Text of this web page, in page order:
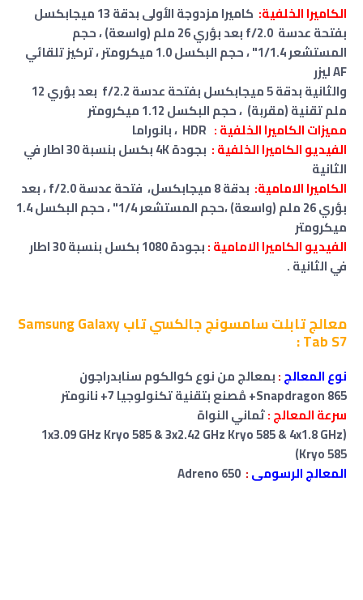
الكاميرا الخلفية:
كاميرا مزدوجة الأولى بدقة 13 ميجابكسل
بفتحة عدسة f/2.0 بعد بؤري 26 ملم (واسعة) ، حجم
المستشعر 1/1.4" ، حجم البكسل 1.0 ميكرومتر ،
تركيز تلقائي
AF ليزر
والثانية بدقة 5 ميجابكسل بفتحة عدسة f/2.2 بعد بؤري 12
ملم تقنية (مقربة) ، حجم البكسل 1.12 ميكرومتر
مميزات الكاميرا الخلفية :
الفيديو الكاميرا الخلفية :
بجودة 4K بكسل بنسبة 30 اطار في
الثانية
الكاميرا الامامية:
بدقة 8 ميجابكسل، فتحة عدسة f/2.0 ، بعد
بؤري 26 ملم (واسعة) ،
حجم المستشعر 1/4" ،
حجم البكسل 1.4
ميكرومتر
الفيديو الكاميرا الامامية :
بجودة 1080 بكسل بنسبة 30 اطار
في الثانية .
معالج تابلت سامسونج جالكسي تاب Samsung Galaxy
Tab S7 :
نوع المعالج:بمعالج من نوع كوالكوم سنابدراجون
Snapdragon 865+ مُصنع بتقنية تكنولوجيا
7+ نانومتر
سرعة المعالج :ثماني النواة
(1x3.09 GHz Kryo 585 & 3x2.42 GHz Kryo 585 & 4x1.8 GHz
Kryo 585)
المعالج الرسومى: